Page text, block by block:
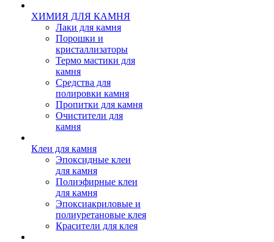
ХИМИЯ ДЛЯ КАМНЯ
Лаки для камня
Порошки и
кристаллизаторы
Термо мастики для
камня
Средства для
полировки камня
Пропитки для камня
Очистители для
камня
Клеи для камня
Эпоксидные клеи
для камня
Полиэфирные клеи
для камня
Эпоксиакриловые и
полиуретановые клея
Красители для клея